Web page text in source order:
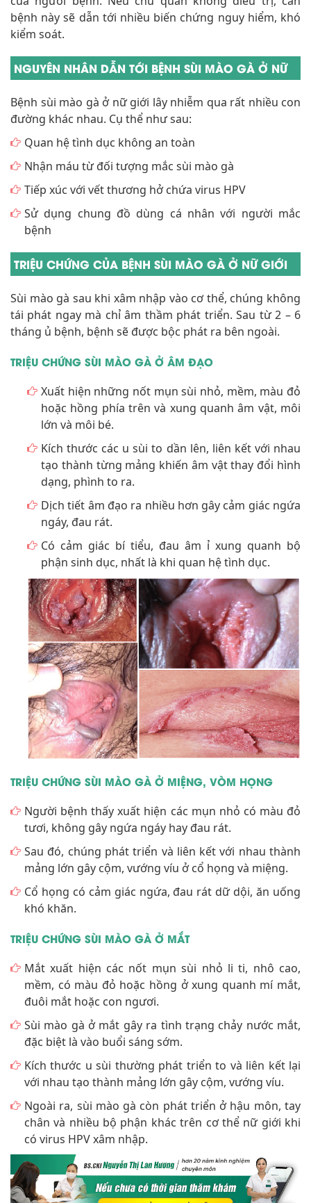
bệnh này sẽ dẫn tới nhiều biến chứng nguy hiểm, khó
kiểm soát.
NGUYÊN NHÂN DẪN TỚI BỆNH SÙI MÀO GÀ Ở NỮ
Bệnh sùi mào gà ở nữ giới lây nhiễm qua rất nhiều con
đường khác nhau. Cụ thể như sau:
Quan hệ tình dục không an toàn
Nhận máu từ đối tượng mắc sùi mào gà
Tiếp xúc với vết thương hở chứa virus HPV
Sử dụng chung đồ dùng cá nhân với người mắc
bệnh
TRIỆU CHỨNG CỦA BỆNH SÙI MÀO GÀ Ở NỮ GIỚI
Sùi mào gà sau khi xâm nhập vào cơ thể, chúng không
tái phát ngay mà chỉ âm thầm phát triển. Sau từ 2 – 6
tháng ủ bệnh, bệnh sẽ được bộc phát ra bên ngoài.
TRIỆU CHỨNG SÙI MÀO GÀ Ở ÂM ĐẠO
Xuất hiện những nốt mụn sùi nhỏ, mềm, màu đỏ
hoặc hồng phía trên và xung quanh âm vật, môi
lớn và môi bé.
Kích thước các u sùi to dần lên, liên kết với nhau
tạo thành từng mảng khiến âm vật thay đổi hình
dạng, phình to ra.
Dịch tiết âm đạo ra nhiều hơn gây cảm giác ngứa
ngáy, đau rát.
Có cảm giác bí tiểu, đau âm ỉ xung quanh bộ
phận sinh dục, nhất là khi quan hệ tình dục.
TRIỆU CHỨNG SÙI MÀO GÀ Ở MIỆNG, VÒM HỌNG
Người bệnh thấy xuất hiện các mụn nhỏ có màu đỏ
tươi, không gây ngứa ngáy hay đau rát.
Sau đó, chúng phát triển và liên kết với nhau thành
mảng lớn gây cộm, vướng víu ở cổ họng và miệng.
Cổ họng có cảm giác ngứa, đau rát dữ dội, ăn uống
khó khăn.
TRIỆU CHỨNG SÙI MÀO GÀ Ở MẮT
Mắt xuất hiện các nốt mụn sùi nhỏ li ti, nhô cao,
mềm, có màu đỏ hoặc hồng ở xung quanh mí mắt,
đuôi mắt hoặc con ngươi.
Sùi mào gà ở mắt gây ra tình trạng chảy nước mắt,
đặc biệt là vào buổi sáng sớm.
Kích thước u sùi thường phát triển to và liên kết lại
với nhau tạo thành mảng lớn gây cộm, vướng víu.
Ngoài ra, sùi mào gà còn phát triển ở hậu môn, tay
chân và nhiều bộ phận khác trên cơ thể nữ giới khi
có virus HPV xâm nhập.